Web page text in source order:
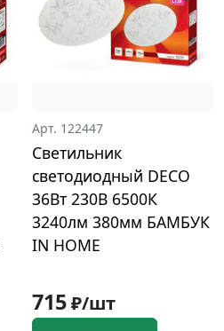
Арт. 122447
Светильник
светодиодный DECO
36Вт 230В 6500К
3240лм 380мм БАМБУК
IN HOME
715₽/шт